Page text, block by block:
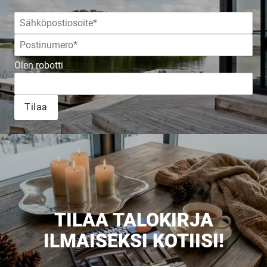
Olen robotti
Tilaa
TILAA TALOKIRJA
ILMAISEKSI KOTIISI!
JULKAISTU
Tilaa esite